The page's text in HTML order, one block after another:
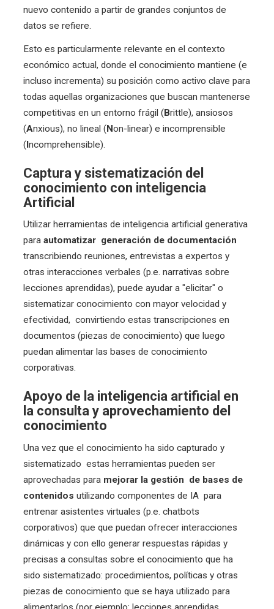
nuevo contenido a partir de grandes conjuntos de
datos se refiere.
Esto es particularmente relevante en el contexto
económico actual, donde el conocimiento mantiene (e
incluso incrementa) su posición como activo clave para
todas aquellas organizaciones que buscan mantenerse
competitivas en un entorno frágil (Brittle), ansiosos
(Anxious), no lineal (Non-linear) e incomprensible
(Incomprehensible).
Captura y sistematización del
conocimiento con inteligencia
Artificial
Utilizar herramientas de inteligencia artificial generativa
para automatizar generación de documentación
transcribiendo reuniones, entrevistas a expertos y
otras interacciones verbales (p.e. narrativas sobre
lecciones aprendidas), puede ayudar a "elicitar" o
sistematizar conocimiento con mayor velocidad y
efectividad, convirtiendo estas transcripciones en
documentos (piezas de conocimiento) que luego
puedan alimentar las bases de conocimiento
corporativas.
Apoyo de la inteligencia artificial en
la consulta y aprovechamiento del
conocimiento
Una vez que el conocimiento ha sido capturado y
sistematizado estas herramientas pueden ser
aprovechadas para mejorar la gestión de bases de
contenidos utilizando componentes de IA para
entrenar asistentes virtuales (p.e. chatbots
corporativos) que que puedan ofrecer interacciones
dinámicas y con ello generar respuestas rápidas y
precisas a consultas sobre el conocimiento que ha
sido sistematizado: procedimientos, políticas y otras
piezas de conocimiento que se haya utilizado para